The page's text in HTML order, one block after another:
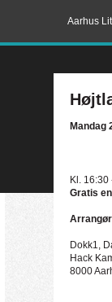
Aarhus
Mandag
Kl. 16:30
Gratis
Dokk1,
Hack
8000